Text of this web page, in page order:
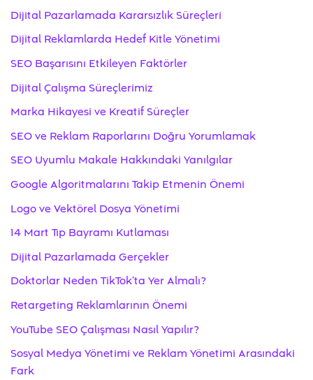
Dijital Pazarlamada Kararsızlık Süreçleri
Dijital Reklamlarda Hedef Kitle Yönetimi
SEO Başarısını Etkileyen Faktörler
Dijital Çalışma Süreçlerimiz
Marka Hikayesi ve Kreatif Süreçler
SEO ve Reklam Raporlarını Doğru Yorumlamak
SEO Uyumlu Makale Hakkındaki Yanılgılar
Google Algoritmalarını Takip Etmenin Önemi
Logo ve Vektörel Dosya Yönetimi
14 Mart Tıp Bayramı Kutlaması
Dijital Pazarlamada Gerçekler
Doktorlar Neden TikTok’ta Yer Almalı?
Retargeting Reklamlarının Önemi
YouTube SEO Çalışması Nasıl Yapılır?
Sosyal Medya Yönetimi ve Reklam Yönetimi Arasındaki
Fark